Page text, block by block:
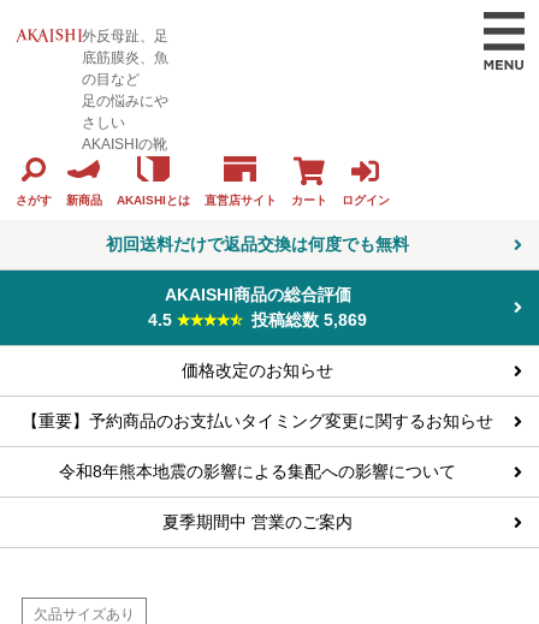
外反母趾、足
底筋膜炎、魚
の目など
足の悩みにや
さしい
AKAISHIの靴
さがす 新商品 AKAISHIとは 直営店サイト カート ログイン
初回送料だけで返品交換は何度でも無料
AKAISHI商品の総合評価
4.5
投稿総数 5,869
価格改定のお知らせ
【重要】予約商品のお支払いタイミング変更に関するお知らせ
令和8年熊本地震の影響による集配への影響について
夏季期間中 営業のご案内
欠品サイズあり